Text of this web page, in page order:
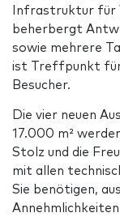
Infrastruktur für
beherbergt
sowie mehrere
ist Treffpunkt für
Besucher.
Die vier neuen
17.000 m²
Stolz und die
mit allen
Sie benötigen,